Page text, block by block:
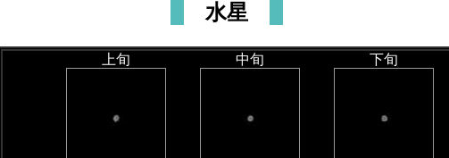
水星
上旬 中旬 下旬